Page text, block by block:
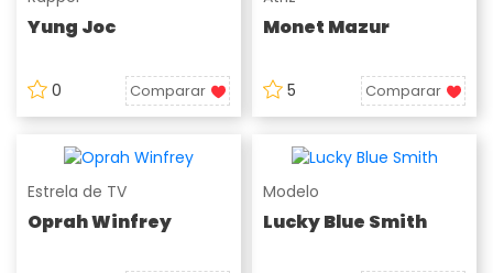
Yung Joc
0 Comparar
Monet Mazur
5 Comparar
Estrela de TV
Oprah Winfrey
Modelo
Lucky Blue Smith